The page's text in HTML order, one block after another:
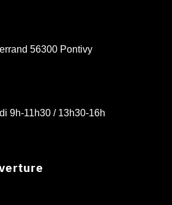
56300 Pontivy
9h-11h30 / 13h30-16h